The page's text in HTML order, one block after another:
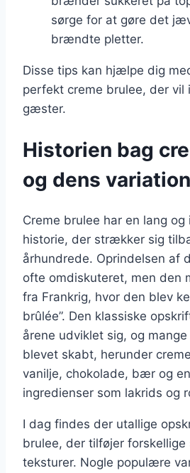
sørge for at gøre det
brændte pletter.
Disse tips kan hjælpe dig
perfekt creme brulee, der vil
gæster.
Historien bag
og dens
Creme brulee har en lang
historie, der strækker sig
århundrede. Oprindelsen af
ofte omdiskuteret, men den
fra Frankrig, hvor den blev
brûlée”. Den klassiske
årene udviklet sig, og
blevet skabt, herunder
vanilje, chokolade, bær og
ingredienser som lakrids og
I dag findes der utallige
brulee, der tilføjer forskellige
teksturer. Nogle populære